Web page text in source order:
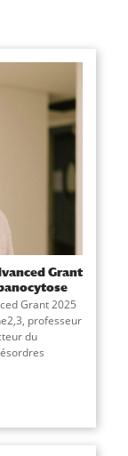
Grant
Grant 2025
professeur
du